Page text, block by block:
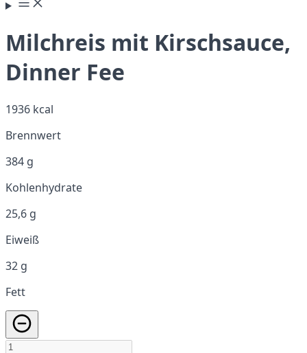
Milchreis mit Kirschsauce,
Dinner Fee
1936 kcal
Brennwert
384 g
Kohlenhydrate
25,6 g
Eiweiß
32 g
Fett